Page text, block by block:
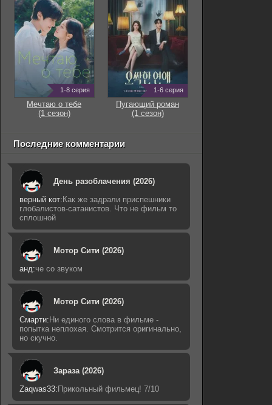
1-8 серия
Мечтаю о тебе
(1 сезон)
1-6 серия
Пугающий роман
(1 сезон)
Последние комментарии
День разоблачения (2026)
верный кот: Как же задрали приспешники
глобалистов-сатанистов. Что не фильм то
сплошной
Мотор Сити (2026)
анд:че со звуком
Мотор Сити (2026)
Смарти: Ни единого слова в фильме -
попытка неплохая. Смотрится оригинально,
но скучно.
Зараза (2026)
Zaqwas33: Прикольный фильмец! 7/10